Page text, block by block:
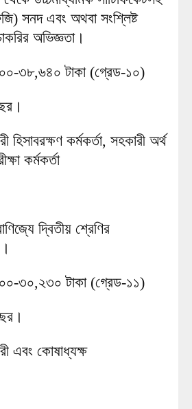
সনদ এবং অথবা সংশ্লিষ্ট
অভিজ্ঞতা।
৩৮,৬৪০ টাকা (গ্রেড-১০)
হিসাবরক্ষণ কর্মকর্তা, সহকারী অর্থ
কর্মকর্তা
দ্বিতীয় শ্রেণির
৩০,২৩০ টাকা (গ্রেড-১১)
এবং কোষাধ্যক্ষ